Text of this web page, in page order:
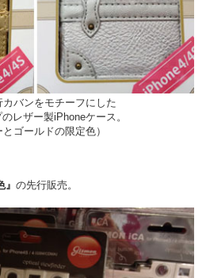
カバンをモチーフにした
レザー製iPhoneケース。
とゴールドの限定色）
の先行販売。